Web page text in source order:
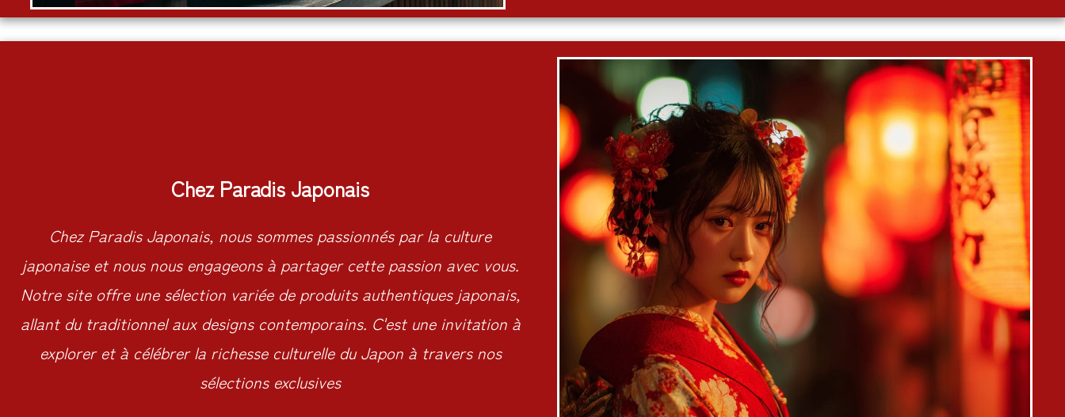
Chez Paradis Japonais
Chez Paradis Japonais, nous sommes passionnés par la culture
japonaise et nous nous engageons à partager cette passion avec vous.
Notre site offre une sélection variée de produits authentiques japonais,
allant du traditionnel aux designs contemporains. C'est une invitation à
explorer et à célébrer la richesse culturelle du Japon à travers nos
sélections exclusives